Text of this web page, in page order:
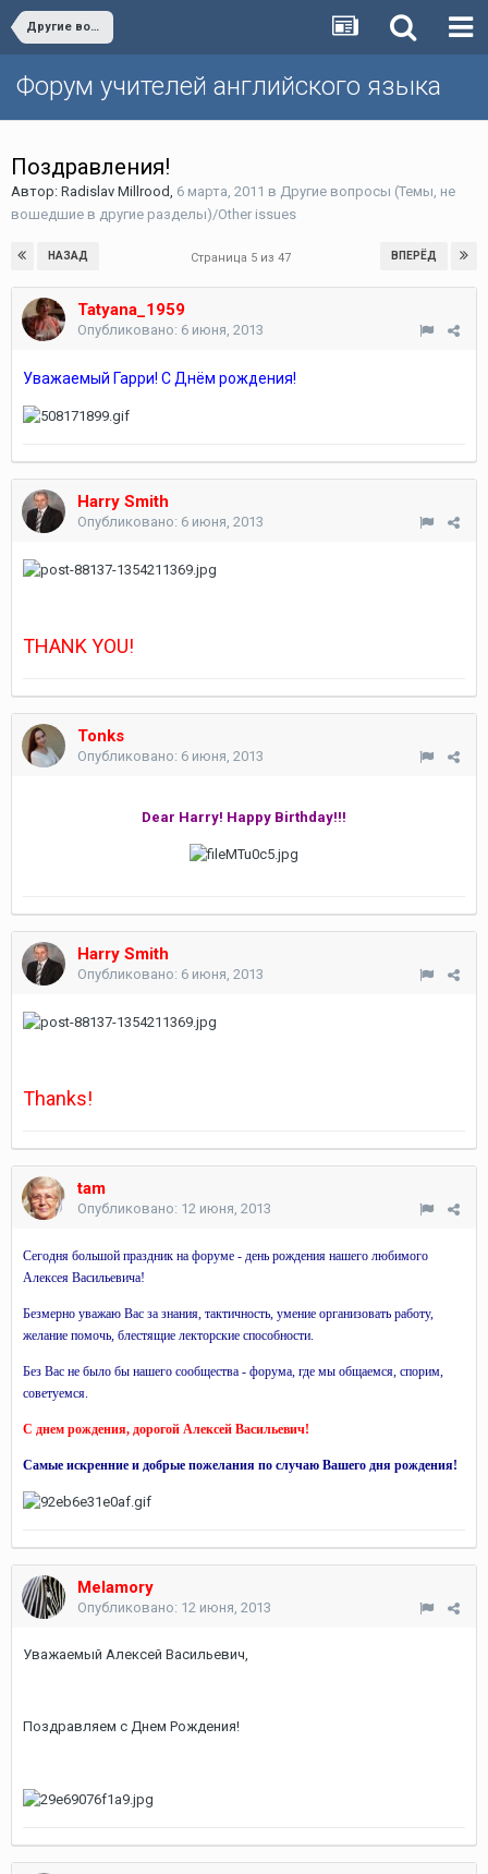
Другие вопросы (Темы, не вошедшие в другие разделы)/Other issues
Форум учителей английского языка
Поздравления!
Автор: Radislav Millrood, 6 марта, 2011 в Другие вопросы (Темы, не
вошедшие в другие разделы)/Other issues
НАЗАД ВПЕРЁД
Страница 5 из 47
Tatyana_1959
Опубликовано: 6 июня, 2013
Уважаемый Гарри! С Днём рождения!
Harry Smith
Опубликовано: 6 июня, 2013
THANK YOU!
Tonks
Опубликовано: 6 июня, 2013
Dear Harry! Happy Birthday!!!
Harry Smith
Опубликовано: 6 июня, 2013
Thanks!
tam
Опубликовано: 12 июня, 2013
Сегодня большой праздник на форуме - день рождения нашего любимого
Алексея Васильевича!
Безмерно уважаю Вас за знания, тактичность, умение организовать работу,
желание помочь, блестящие лекторские способности.
Без Вас не было бы нашего сообщества - форума, где мы общаемся, спорим,
советуемся.
С днем рождения, дорогой Алексей Васильевич!
Самые искренние и добрые пожелания по случаю Вашего дня рождения!
Melamory
Опубликовано: 12 июня, 2013
Уважаемый Алексей Васильевич,
Поздравляем с Днем Рождения!